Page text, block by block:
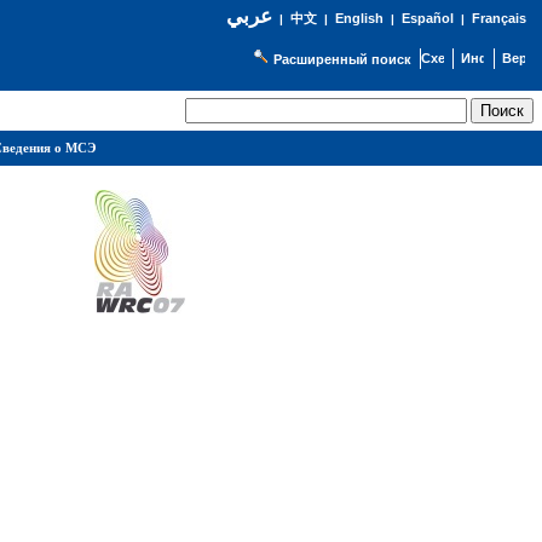
عربي| 中文| English | Español | Français
Расширенный поиск
о МСЭ